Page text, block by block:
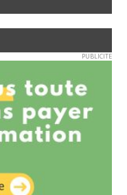
PUBLICITE